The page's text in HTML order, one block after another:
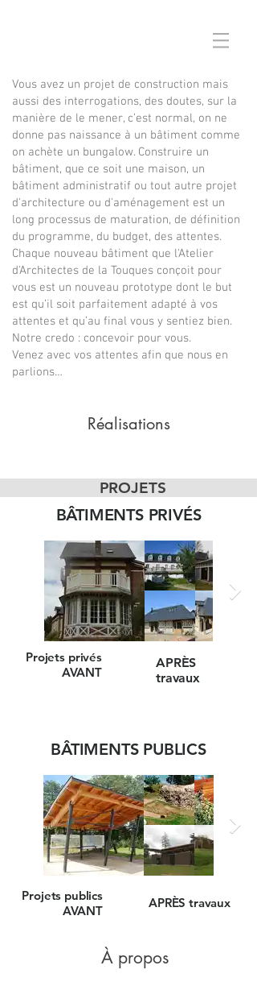
Vous avez un projet de construction mais
aussi des interrogations, des doutes, sur la
manière de le mener, c’est normal, on ne
donne pas naissance à un bâtiment comme
on achète un bungalow. Construire un
bâtiment, que ce soit une maison, un
bâtiment administratif ou tout autre projet
d'architecture ou d'aménagement est un
long processus de maturation, de définition
du programme, du budget, des attentes.
Chaque nouveau bâtiment que l'Atelier
d'Architectes de la Touques conçoit pour
vous est un nouveau prototype dont le but
est qu’il soit parfaitement adapté à vos
attentes et qu’au final vous y sentiez bien.
Notre credo : concevoir pour vous.
Venez avec vos attentes afin que nous en
parlions…
Réalisations
PROJETS
BÂTIMENTS PRIVÉS
Projets privés
AVANT
APRÈS
travaux
BÂTIMENTS PUBLICS
Projets publics
AVANT
APRÈS travaux
À propos